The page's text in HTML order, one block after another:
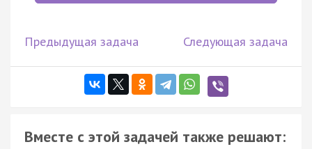
Предыдущая задача Следующая задача
Вместе с этой задачей также решают: